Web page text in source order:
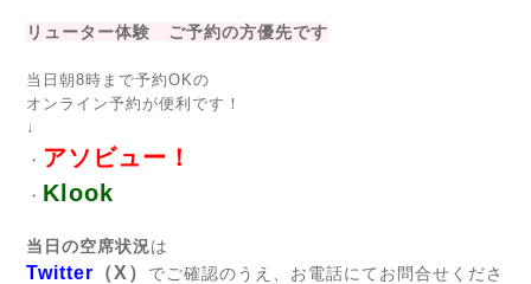
リューター体験 ご予約の方優先です
当日朝8時まで予約OKの
オンライン予約が便利です！
↓
・ アソビュー！
・ Klook
当日の空席状況は
Twitter （X） でご確認のうえ、お電話にてお問合せくださ